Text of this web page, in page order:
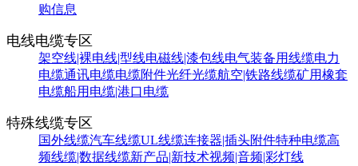
购信息
电线电缆专区
架空线|裸电线|型线电磁线|漆包线电气装备用线缆电力
电缆通讯电缆电缆附件光纤光缆航空|铁路线缆矿用橡套
电缆船用电缆|港口电缆
特殊线缆专区
国外线缆汽车线缆UL线缆连接器|插头附件特种电缆高
频线缆|数据线缆新产品|新技术视频|音频|彩灯线